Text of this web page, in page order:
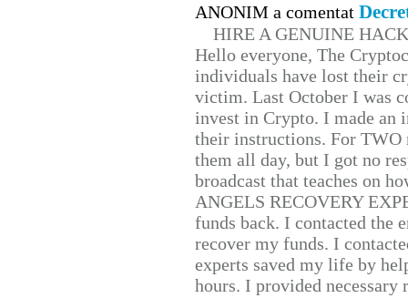
ANONIM a comentat
HIRE A GENUINE
Hello everyone, The
individuals have lost their
victim. Last October I was
invest in Crypto. I made
their instructions. For TWO
them all day, but I got no
broadcast that teaches on
ANGELS RECOVERY
funds back. I contacted the
recover my funds. I
experts saved my life by
hours. I provided